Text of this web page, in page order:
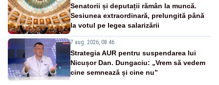
Senatorii și deputații rămân la muncă.
Sesiunea extraordinară, prelungită până
la votul pe legea salarizării
7 aug. 2026, 08:46
Strategia AUR pentru suspendarea lui
Nicușor Dan. Dungaciu: „Vrem să vedem
cine semnează și cine nu”